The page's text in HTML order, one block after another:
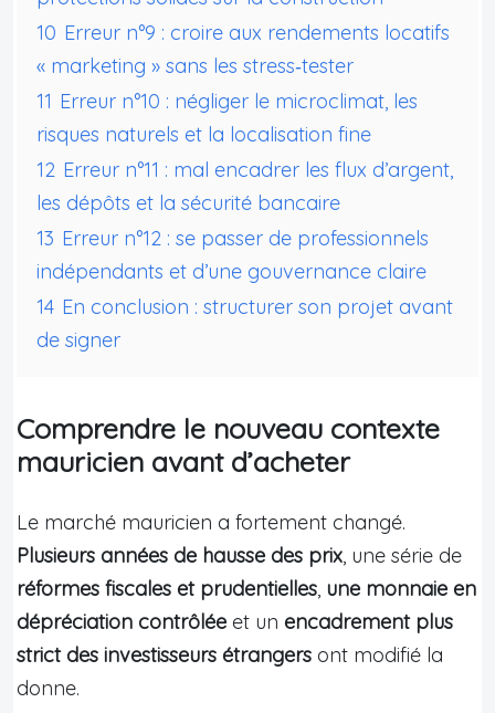
10 Erreur n°9 : croire aux rendements locatifs
« marketing » sans les stress‑tester
11 Erreur n°10 : négliger le microclimat, les
risques naturels et la localisation fine
12 Erreur n°11 : mal encadrer les flux d’argent,
les dépôts et la sécurité bancaire
13 Erreur n°12 : se passer de professionnels
indépendants et d’une gouvernance claire
14 En conclusion : structurer son projet avant
de signer
Comprendre le nouveau contexte
mauricien avant d’acheter
Le marché mauricien a fortement changé.
Plusieurs années de hausse des prix, une série de
réformes fiscales et prudentielles, une monnaie en
dépréciation contrôlée et un encadrement plus
strict des investisseurs étrangers ont modifié la
donne.